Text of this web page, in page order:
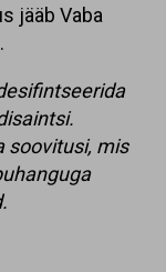
jääb Vaba
soovitusi, mis